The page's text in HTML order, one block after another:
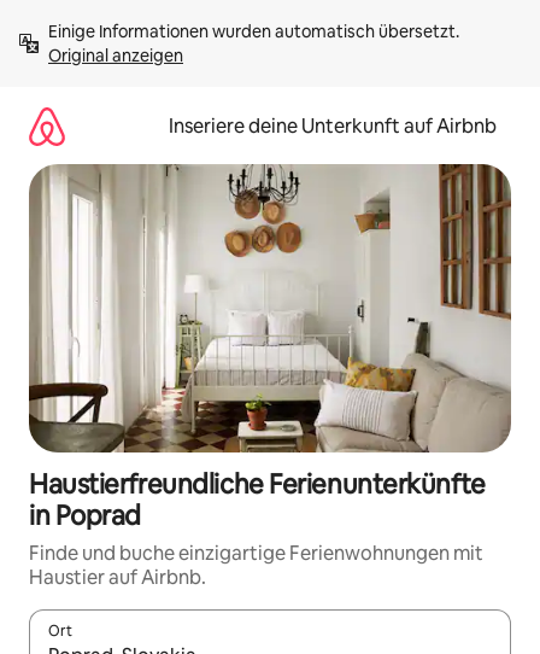
Inhalten
springenOriginal anzeigen
Inseriere deine Unterkunft auf Airbnb
Haustierfreundliche Ferienunterkünfte
in Poprad
Finde und buche einzigartige Ferienwohnungen mit
Haustier auf Airbnb.
Ort